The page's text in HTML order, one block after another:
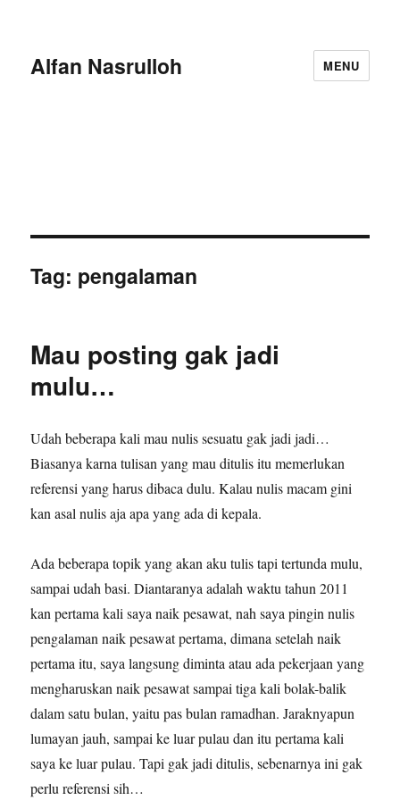
Alfan Nasrulloh MENU
Tag: pengalaman
Mau posting gak jadi
mulu…
Udah beberapa kali mau nulis sesuatu gak jadi jadi…
Biasanya karna tulisan yang mau ditulis itu memerlukan
referensi yang harus dibaca dulu. Kalau nulis macam gini
kan asal nulis aja apa yang ada di kepala.
Ada beberapa topik yang akan aku tulis tapi tertunda mulu,
sampai udah basi. Diantaranya adalah waktu tahun 2011
kan pertama kali saya naik pesawat, nah saya pingin nulis
pengalaman naik pesawat pertama, dimana setelah naik
pertama itu, saya langsung diminta atau ada pekerjaan yang
mengharuskan naik pesawat sampai tiga kali bolak-balik
dalam satu bulan, yaitu pas bulan ramadhan. Jaraknyapun
lumayan jauh, sampai ke luar pulau dan itu pertama kali
saya ke luar pulau. Tapi gak jadi ditulis, sebenarnya ini gak
perlu referensi sih…